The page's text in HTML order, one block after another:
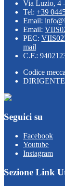
Via Luzio, 4
Tel: +39
Email:
Email:
PEC:
mail
C.F.:
Codice
Seguici su
Facebook
Youtube
Instagram
Sezione Link